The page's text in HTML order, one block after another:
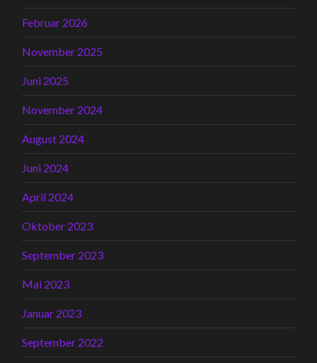
Februar 2026
November 2025
Juni 2025
November 2024
August 2024
Juni 2024
April 2024
Oktober 2023
September 2023
Mai 2023
Januar 2023
September 2022